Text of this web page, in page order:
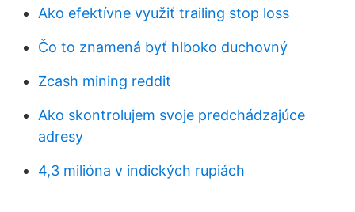
Ako efektívne využiť trailing stop loss
Čo to znamená byť hlboko duchovný
Zcash mining reddit
Ako skontrolujem svoje predchádzajúce
adresy
4,3 milióna v indických rupiách